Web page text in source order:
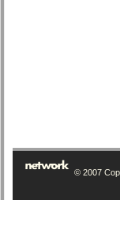
© 2007